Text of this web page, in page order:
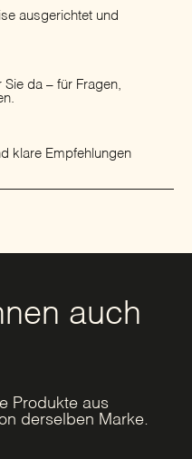
ausgerichtet und
da – für Fragen,
klare Empfehlungen
auch
Produkte aus
derselben Marke.